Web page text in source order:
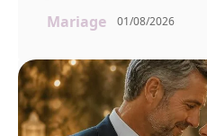
Mariage 01/08/2026